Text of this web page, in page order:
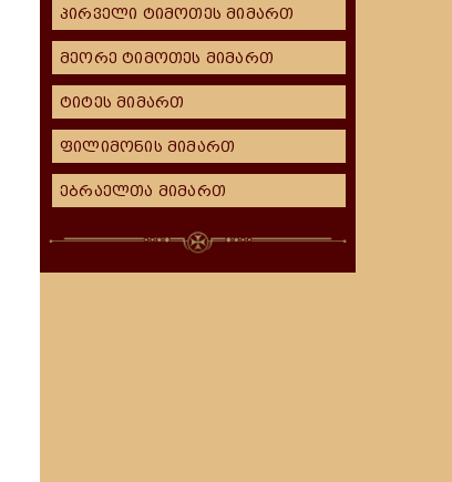
პირველი ტიმოთეს მიმართ
მეორე ტიმოთეს მიმართ
ტიტეს მიმართ
ფილიმონის მიმართ
ებრაელთა მიმართ